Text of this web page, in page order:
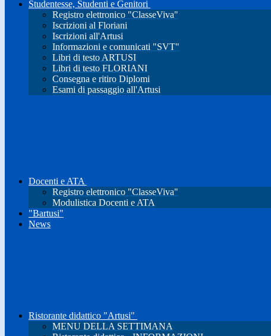
Studentesse, Studenti e Genitori
Registro elettronico "ClasseViva"
Iscrizioni al Floriani
Iscrizioni all'Artusi
Informazioni e comunicati "SVT"
Libri di testo ARTUSI
Libri di testo FLORIANI
Consegna e ritiro Diplomi
Esami di passaggio all'Artusi
Docenti e ATA
Registro elettronico "ClasseViva"
Modulistica Docenti e ATA
"Bartusi"
News
Ristorante didattico "Artusi"
MENU DELLA SETTIMANA